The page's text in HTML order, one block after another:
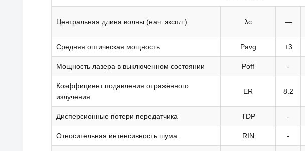
Центральная длина волны (нач. экспл.) λc —
Средняя оптическая мощность Pavg +3
Мощность лазера в выключенном состоянии Poff -
Коэффициент подавления отражённого
излучения
ER 8.2
Дисперсионные потери передатчика TDP -
Относительная интенсивность шума RIN -